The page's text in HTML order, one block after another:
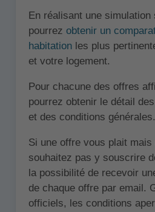
En réalisant une
pourrez obtenir un
habitationles plus
et votre logement.
Pour chacune des offres
pourrez obtenir le détail
et des conditions générales.
Si une offre vous plait mais
souhaitez pas y souscrire
la possibilité de recevoir
de chaque offre par email.
officiels, les conditions